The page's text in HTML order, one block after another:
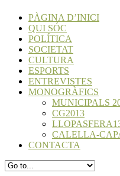
PÀGINA D’INICI
QUI SÓC
POLÍTICA
SOCIETAT
CULTURA
ESPORTS
ENTREVISTES
MONOGRÀFICS
MUNICIPALS
CG2013
CALELLA-
CONTACTA